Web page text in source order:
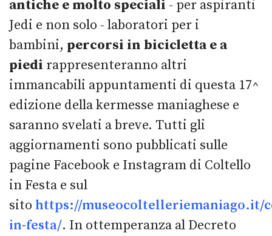
antiche e molto speciali - per aspiranti
Jedi e non solo - laboratori per i
bambini, percorsi in bicicletta e a
piedi rappresenteranno altri
immancabili appuntamenti di questa 17^
edizione della kermesse maniaghese e
saranno svelati a breve. Tutti gli
aggiornamenti sono pubblicati sulle
pagine Facebook e Instagram di Coltello
in Festa e sul
sito https://museocoltelleriemaniago.it/
in-festa/. In ottemperanza al Decreto